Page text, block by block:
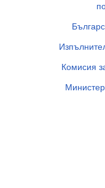
Комисия